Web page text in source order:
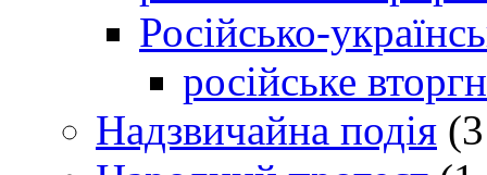
Російсько-
російське
Надзвичайна подія